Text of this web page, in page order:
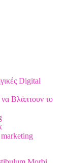
Digital
Βλάπτουν το